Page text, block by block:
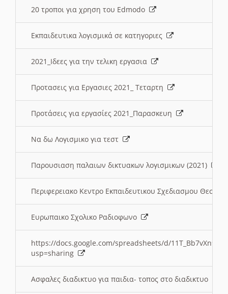
20 τροποι για χρηση του Edmodo
Εκπαιδευτικα λογισμικά σε κατηγοριες
2021_Ιδεες για την τελικη εργασια
Προτασεις για Εργασιες 2021_ Τεταρτη
Προτάσεις για εργασίες 2021_Παρασκευη
Να δω Λογισμικο για τεστ
Παρουσιαση παλαιων δικτυακων λογισμικων (2021)
Περιφερειακο Κεντρο Εκπαιδευτικου Σχεδιασμου
Ευρωπαικο Σχολικο Ραδιοφωνο
https://docs.google.com/spreadsheets/d/
usp=sharing
Ασφαλες διαδικτυο για παιδια- τοπος στο διαδικτυο